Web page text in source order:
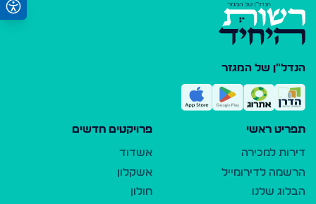
הנדל"ן של המגזר
תפריט ראשי
דירות למכירה
הרשמה לדירומייל
הבלוג שלנו
פרויקטים חדשים
אשדוד
אשקלון
חולון